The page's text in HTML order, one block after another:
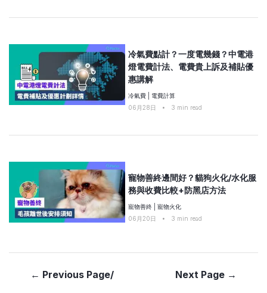
冷氣費點計？一度電幾錢？中電港
燈電費計法、電費貴上訴及補貼優
惠講解
冷氣費
電費計算
06月28日
• 3 min read
寵物善終邊間好？貓狗火化/水化服
務與收費比較+防黑店方法
寵物善終
寵物火化
06月20日
• 3 min read
← Previous Page/ Next Page →